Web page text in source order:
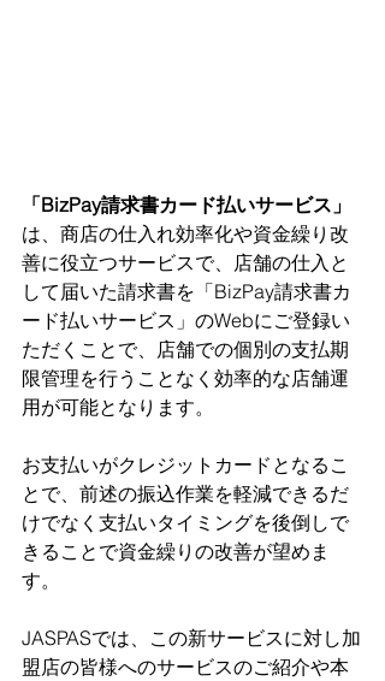
「BizPay請求書カード払いサービス」
は、商店の仕入れ効率化や資金繰り改
善に役立つサービスで、店舗の仕入と
して届いた請求書を「BizPay請求書カ
ード払いサービス」のWebにご登録い
ただくことで、店舗での個別の支払期
限管理を行うことなく効率的な店舗運
用が可能となります。
お支払いがクレジットカードとなるこ
とで、前述の振込作業を軽減できるだ
けでなく支払いタイミングを後倒しで
きることで資金繰りの改善が望めま
す。
JASPASでは、この新サービスに対し加
盟店の皆様へのサービスのご紹介や本